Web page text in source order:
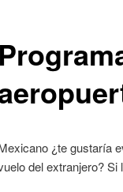
¿te gustaría
del extranjero?